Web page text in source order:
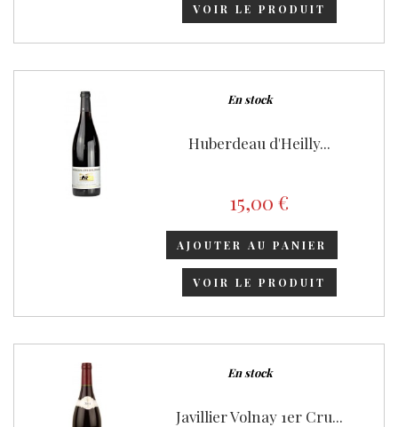
VOIR LE PRODUIT
En stock
Huberdeau d'Heilly...
15,00 €
AJOUTER AU PANIER
VOIR LE PRODUIT
En stock
Javillier Volnay 1er Cru...